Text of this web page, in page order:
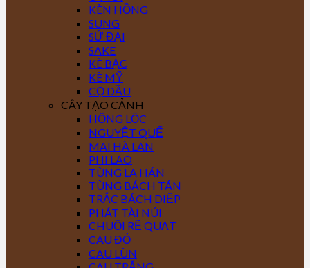
KÈN HỒNG
SUNG
SỨ ĐẠI
SAKE
KÈ BẠC
KÈ MỸ
CỌ DẦU
CÂY TẠO CẢNH
HỒNG LỘC
NGUYỆT QUẾ
MAI HÀ LAN
PHI LAO
TÙNG LA HÁN
TÙNG BÁCH TÁN
TRẮC BÁCH DIỆP
PHÁT TÀI NÚI
CHUỐI RẼ QUẠT
CAU ĐỎ
CAU LÙN